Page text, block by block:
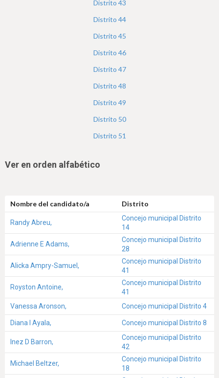
Distrito 43
Distrito 44
Distrito 45
Distrito 46
Distrito 47
Distrito 48
Distrito 49
Distrito 50
Distrito 51
Ver en orden alfabético
Nombre del candidato/a Distrito
Randy Abreu,
Concejo municipal Distrito
14
Adrienne E Adams,
Concejo municipal Distrito
28
Alicka Ampry-Samuel,
Concejo municipal Distrito
41
Royston Antoine,
Concejo municipal Distrito
41
Vanessa Aronson,
Concejo municipal Distrito 4
Diana I Ayala, Concejo municipal Distrito 8
Inez D Barron,
Concejo municipal Distrito
42
Michael Beltzer,
Concejo municipal Distrito
18